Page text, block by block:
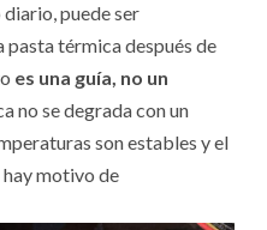
puede ser
térmica después de
es una guía, no un
no se degrada con un
son estables y el
motivo de